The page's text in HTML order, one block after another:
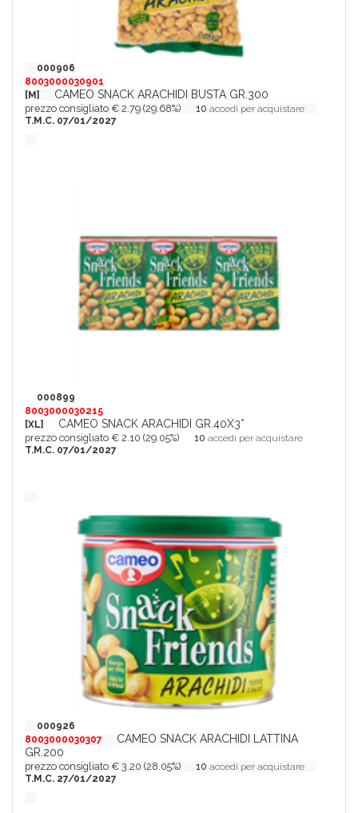
000906
8003000030901
[M]
CAMEO SNACK ARACHIDI BUSTA GR.300
prezzo consigliato € 2.79 (29.68%) 10 accedi per acquistare
T.M.C. 07/01/2027
000899
8003000030215
[XL]
CAMEO SNACK ARACHIDI GR.40X3*
prezzo consigliato € 2.10 (29.05%) 10 accedi per acquistare
T.M.C. 07/01/2027
000926
8003000030307
CAMEO SNACK ARACHIDI LATTINA
GR.200
prezzo consigliato € 3.20 (28.05%) 10 accedi per acquistare
T.M.C. 27/01/2027